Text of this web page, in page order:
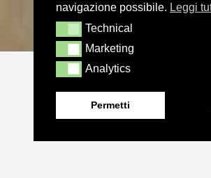
navigazione possibile. Leggi
TechnicalTechnical
MarketingMarketing
AnalyticsAnalytics
Permetti